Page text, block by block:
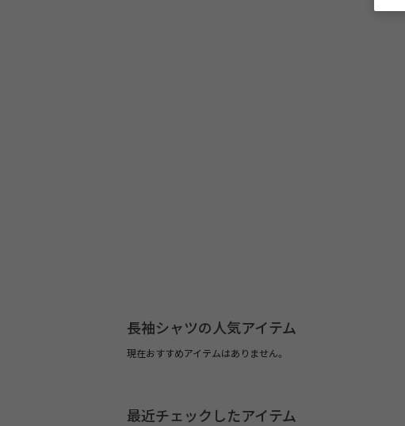
長袖シャツの人気アイテム
現在おすすめアイテムはありません。
最近チェックしたアイテム